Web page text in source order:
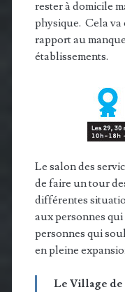
rester à domicile
physique. Cela va
rapport au
établissements.
Le salon des
de faire un tour
différentes
aux personnes
personnes qui
en pleine
Le Village